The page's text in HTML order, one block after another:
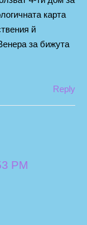
карта
й
за бижута
Reply
PM